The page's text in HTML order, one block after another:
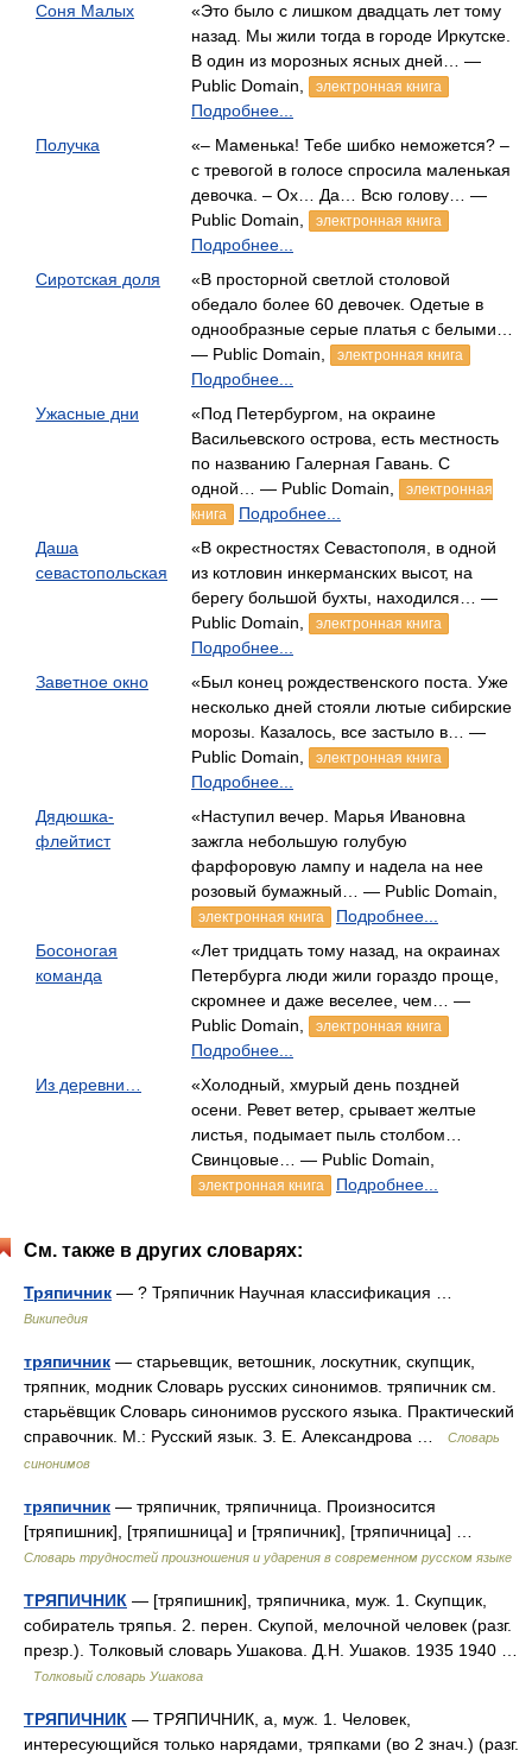
Соня Малых
«Это было с лишком двадцать лет тому
назад. Мы жили тогда в городе Иркутске.
В один из морозных ясных дней… —
Public Domain,
электронная книга
Подробнее...
Получка
«– Маменька! Тебе шибко неможется? –
с тревогой в голосе спросила маленькая
девочка. – Ох… Да… Всю голову… —
Public Domain,
электронная книга
Подробнее...
Сиротская доля
«В просторной светлой столовой
обедало более 60 девочек. Одетые в
однообразные серые платья с белыми…
— Public Domain,
электронная книга
Подробнее...
Ужасные дни
«Под Петербургом, на окраине
Васильевского острова, есть местность
по названию Галерная Гавань. С
одной… — Public Domain,
электронная
книга
Подробнее...
Даша
севастопольская
«В окрестностях Севастополя, в одной
из котловин инкерманских высот, на
берегу большой бухты, находился… —
Public Domain,
электронная книга
Подробнее...
Заветное окно
«Был конец рождественского поста. Уже
несколько дней стояли лютые сибирские
морозы. Казалось, все застыло в… —
Public Domain,
электронная книга
Подробнее...
Дядюшка-
флейтист
«Наступил вечер. Марья Ивановна
зажгла небольшую голубую
фарфоровую лампу и надела на нее
розовый бумажный… — Public Domain,
электронная книга
Подробнее...
Босоногая
команда
«Лет тридцать тому назад, на окраинах
Петербурга люди жили гораздо проще,
скромнее и даже веселее, чем… —
Public Domain,
электронная книга
Подробнее...
Из деревни…
«Холодный, хмурый день поздней
осени. Ревет ветер, срывает желтые
листья, подымает пыль столбом…
Свинцовые… — Public Domain,
электронная книга Подробнее...
См. также в других словарях:
Тряпичник — ? Тряпичник Научная классификация …
Википедия
тряпичник — старьевщик, ветошник, лоскутник, скупщик,
тряпник, модник Словарь русских синонимов. тряпичник см.
старьёвщик Словарь синонимов русского языка. Практический
справочник. М.: Русский язык. З. Е. Александрова …
Словарь
синонимов
тряпичник — тряпичник, тряпичница. Произносится
[тряпишник], [тряпишница] и [тряпичник], [тряпичница] …
Словарь трудностей произношения и ударения в современном русском языке
ТРЯПИЧНИК — [тряпишник], тряпичника, муж. 1. Скупщик,
собиратель тряпья. 2. перен. Скупой, мелочной человек (разг.
презр.). Толковый словарь Ушакова. Д.Н. Ушаков. 1935 1940 …
Толковый словарь Ушакова
ТРЯПИЧНИК — ТРЯПИЧНИК, а, муж. 1. Человек,
интересующийся только нарядами, тряпками (во 2 знач.) (разг.